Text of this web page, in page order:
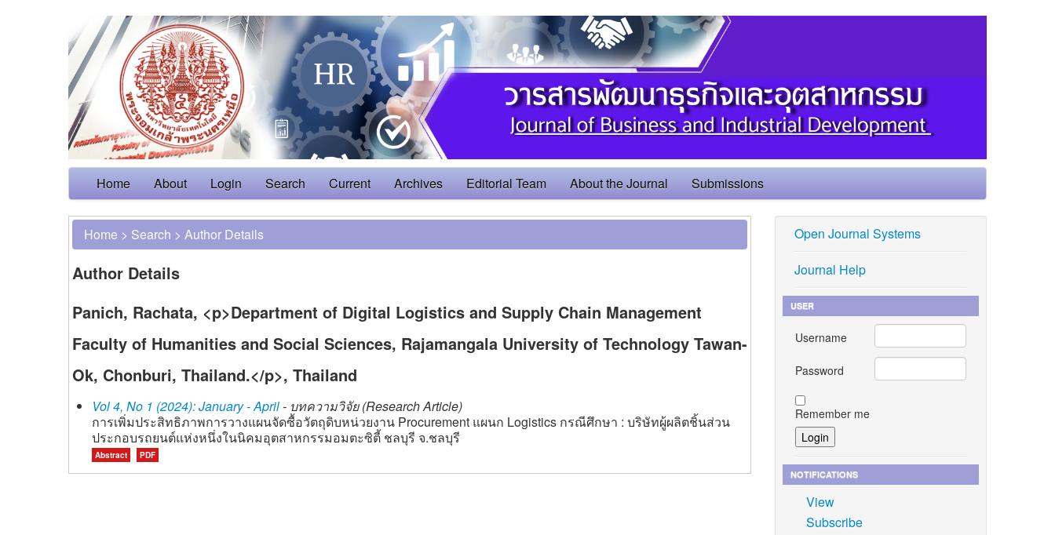
Home About Login Search Current Archives Editorial Team About the Journal Submissions
Home > Search > Author Details
Author Details
Panich, Rachata, <p>Department of Digital Logistics and Supply Chain Management
Faculty of Humanities and Social Sciences, Rajamangala University of Technology Tawan-
Ok, Chonburi, Thailand.</p>, Thailand
Vol 4, No 1 (2024): January - April- บทความวิจัย (Research Article)
การเพิ่มประสิทธิภาพการวางแผนจัดซื้อวัตถุดิบหน่วยงาน Procurement แผนก Logistics กรณีศึกษา : บริษัทผู้ผลิตชิ้นส่วน
ประกอบรถยนต์แห่งหนึ่งในนิคมอุตสาหกรรมอมตะซิตี้ ชลบุรี จ.ชลบุรี
Abstract PDF
Open Journal Systems
Journal Help
USER
Username
Password
Remember me
NOTIFICATIONS
View
Subscribe